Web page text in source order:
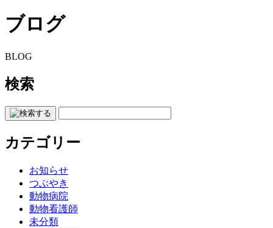
ブログ
BLOG
検索
カテゴリー
お知らせ
つぶやき
動物病院
動物看護師
未分類